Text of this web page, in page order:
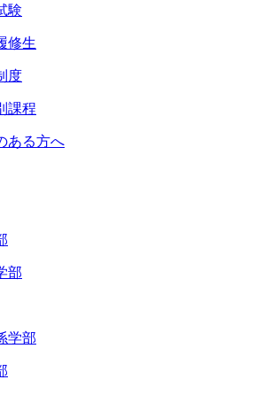
験
修生
度
課程
ある方へ
部
学部